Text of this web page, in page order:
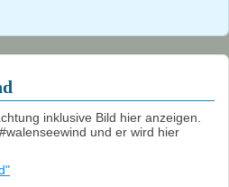
inklusive Bild hier anzeigen.
und er wird hier